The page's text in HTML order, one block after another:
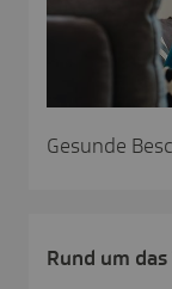
Gesunde
Rund um